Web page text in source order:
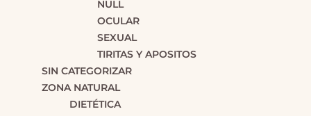
NULL
OCULAR
SEXUAL
TIRITAS Y APOSITOS
SIN CATEGORIZAR
ZONA NATURAL
DIETÉTICA